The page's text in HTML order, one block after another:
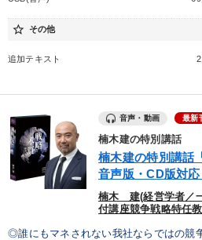
star_border その他
追加テキスト
音声・動画 最新
楠木建の特別講話
楠木建の特別講話
音声版・CD版対応
楠木 建(経営学者／
付講座競争戦略特任
◎誰にもマネされない我社ならではの競